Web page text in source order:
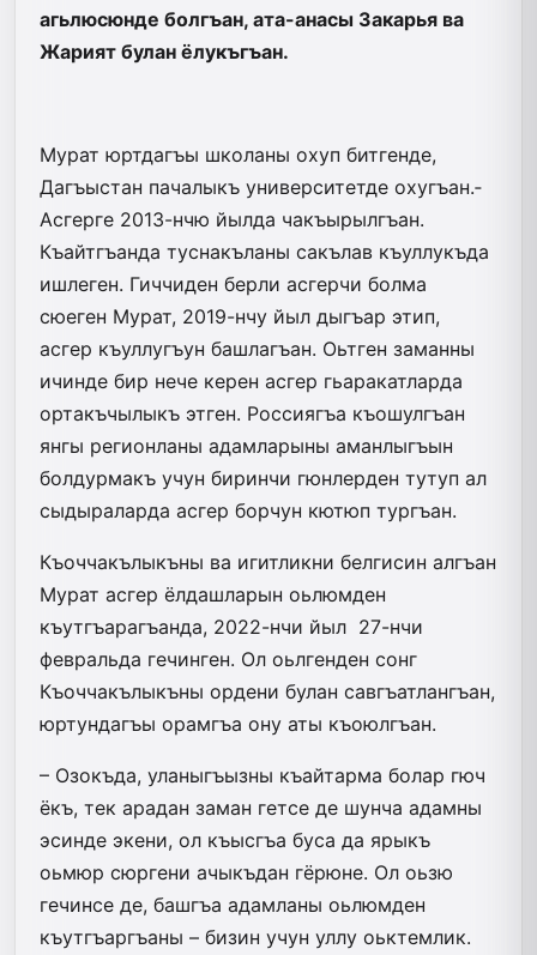
агьлюсюнде болгъан, ата-анасы Закарья ва
Жарият булан ёлукъгъан.
Мурат юртдагъы шко­ланы охуп битгенде,
Дагъыстан пачалыкъ университетде оху­гъан.­
Асгерге 2013-нчю йылда чакъырылгъан.
Къайтгъанда туснакъланы сакълав къуллукъда
ишлеген. Гиччиден берли асгерчи болма
сюеген Мурат, 2019-нчу йыл дыгъар­ этип,
асгер къуллугъун башлагъан. Оьтген заманны
ичинде бир нече керен асгер гьаракатларда
ортакъчылыкъ этген. Россиягъа къошулгъан
янгы регионланы адамларыны аманлыгъын
болдурмакъ учун биринчи гюнлерден тутуп ал
сыдыраларда асгер борчун кютюп тургъан.
Къоччакълыкъны ва игит­ликни белгисин алгъан
Мурат асгер ёлдашларын оьлюмден
къутгъарагъанда, 2022-нчи йыл 27-нчи
февральда гечинген. Ол оьлгенден сонг
Къоччакълыкъны ордени булан савгъатлангъан,
юртундагъы орамгъа ону аты къоюлгъан.
– Озокъда, уланыгъызны къайтарма болар гюч
ёкъ, тек арадан заман гетсе де шунча адамны
эсинде экени, ол къысгъа буса да ярыкъ
оьмюр сюргени ачыкъдан гёрюне. Ол оьзю
гечинсе де, башгъа адамланы оьлюмден
къутгъаргъаны – бизин учун уллу оьктемлик.